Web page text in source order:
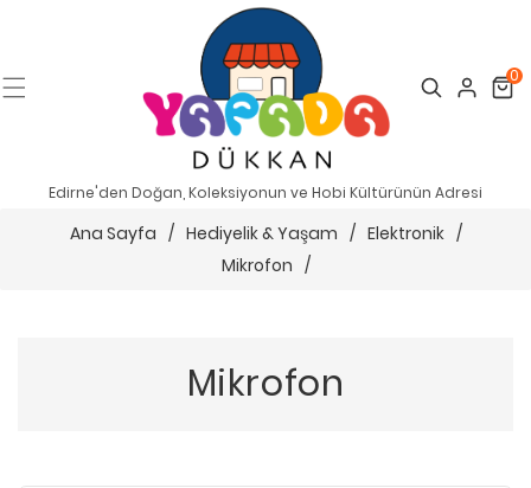
Search Cart
0
Edirne'den Doğan, Koleksiyonun ve Hobi Kültürünün Adresi
Ana Sayfa / Hediyelik & Yaşam / Elektronik /
Mikrofon /
Mikrofon